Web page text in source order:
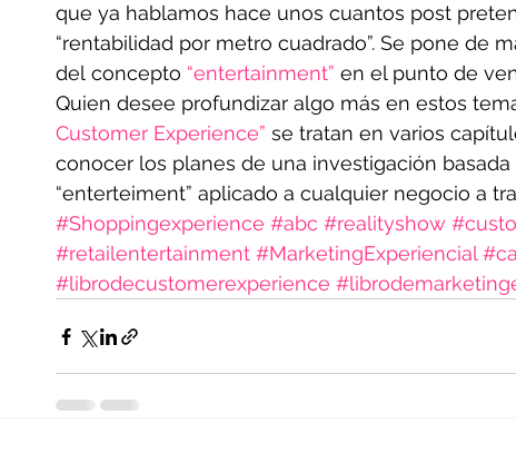
que ya hablamos hace unos cuantos post
“rentabilidad por metro cuadrado”. Se pone de
del concepto “entertainment” en el punto de
Quien desee profundizar algo más en estos
Customer Experience” se tratan en varios
conocer los planes de una investigación
“enterteiment” aplicado a cualquier negocio a
#Shoppingexperience #abc #realityshow
#retailentertainment #MarketingExperiencial
#librodecustomerexperience